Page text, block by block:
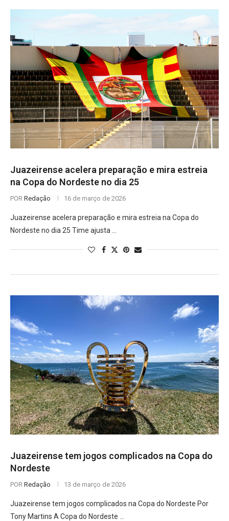
Juazeirense acelera preparação e mira estreia
na Copa do Nordeste no dia 25
POR Redação 16 de março de 2026
Juazeirense acelera preparação e mira estreia na Copa do
Nordeste no dia 25 Time ajusta …
Juazeirense tem jogos complicados na Copa do
Nordeste
POR Redação 13 de março de 2026
Juazeirense tem jogos complicados na Copa do Nordeste Por
Tony Martins A Copa do Nordeste …